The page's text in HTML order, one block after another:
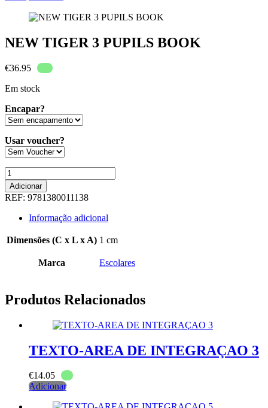
NEW TIGER 3 PUPILS BOOK
€36.95
Em stock
Encapar?
Usar voucher?
Quantidade
de
NEW
TIGER
PUPILS
BOOK
Adicionar
REF: 9781380011138
Informação adicional
Dimensões (C x L x A) 1 cm
Marca Escolares
Produtos Relacionados
TEXTO-AREA DE INTEGRAÇAO 3
€14.05
Adicionar